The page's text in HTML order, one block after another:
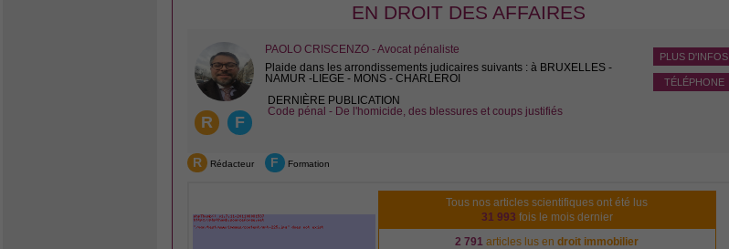
EN DROIT DES AFFAIRES
R F
PLUS D'INFOS
TÉLÉPHONE
PAOLO CRISCENZO - Avocat pénaliste
Plaide dans les arrondissements judicaires suivants : à BRUXELLES -
NAMUR -LIEGE - MONS - CHARLEROI
DERNIÈRE PUBLICATION
Code pénal - De l'homicide, des blessures et coups justifiés
R Rédacteur F Formation
Tous nos articles scientifiques ont été lus
31 993 fois le mois dernier
2 791 articles lus endroit immobilier